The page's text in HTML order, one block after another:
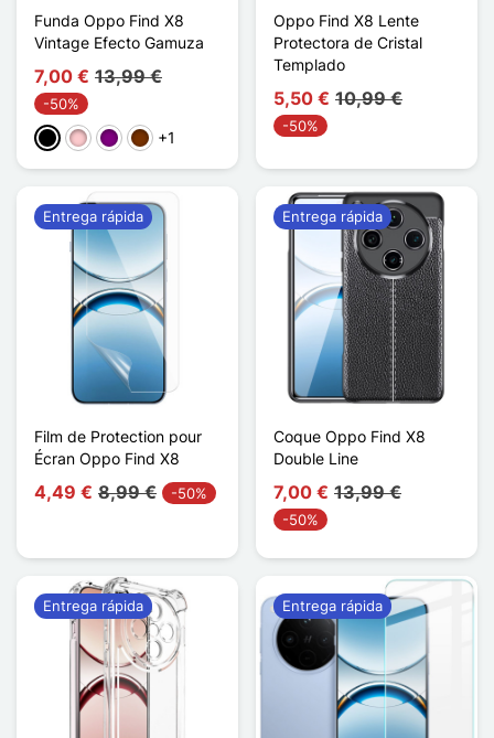
Funda Oppo Find X8
Vintage Efecto Gamuza
7,00 € 13,99 €
-50%
NegroRosaPúrpura
Café+1
Oppo Find X8 Lente
Protectora de Cristal
Templado
5,50 € 10,99 €
-50%
Film de Protection pour
Écran Oppo Find X8
4,49 € 8,99 € -50%
Entrega rápida
Coque Oppo Find X8
Double Line
7,00 € 13,99 €
-50%
Entrega rápida
Entrega rápida Entrega rápida